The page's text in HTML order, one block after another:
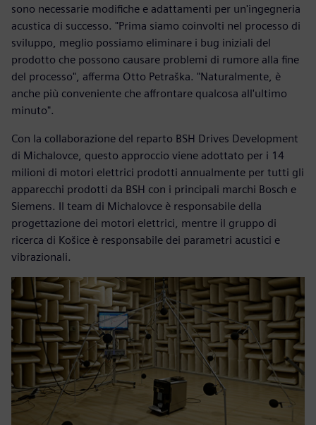
sono necessarie modifiche e adattamenti per un'ingegneria
acustica di successo. "Prima siamo coinvolti nel processo di
sviluppo, meglio possiamo eliminare i bug iniziali del
prodotto che possono causare problemi di rumore alla fine
del processo", afferma Otto Petraška. "Naturalmente, è
anche più conveniente che affrontare qualcosa all'ultimo
minuto".
Con la collaborazione del reparto BSH Drives Development
di Michalovce, questo approccio viene adottato per i 14
milioni di motori elettrici prodotti annualmente per tutti gli
apparecchi prodotti da BSH con i principali marchi Bosch e
Siemens. Il team di Michalovce è responsabile della
progettazione dei motori elettrici, mentre il gruppo di
ricerca di Košice è responsabile dei parametri acustici e
vibrazionali.